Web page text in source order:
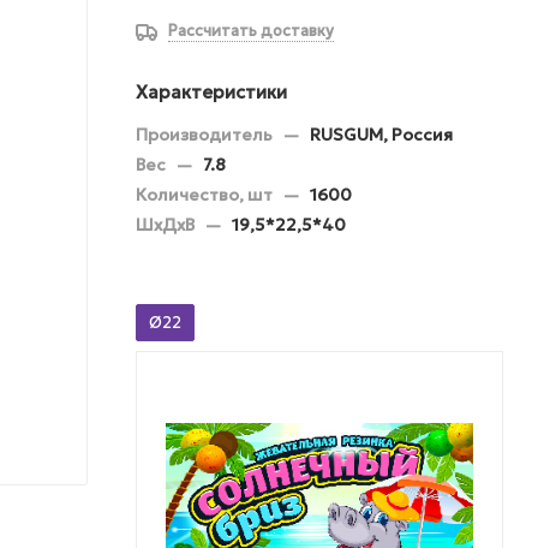
Рассчитать доставку
Характеристики
Производитель — RUSGUM, Россия
Вес — 7.8
Количество, шт — 1600
ШхДхВ — 19,5*22,5*40
Ø22